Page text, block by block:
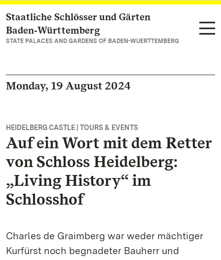
Navigate to main page
Staatliche Schlösser und Gärten
Baden‑Württemberg
STATE PALACES AND GARDENS OF BADEN-WUERTTEMBERG
Monday, 19 August 2024
HEIDELBERG CASTLE | TOURS & EVENTS
Auf ein Wort mit dem Retter
von Schloss Heidelberg:
„Living History“ im
Schlosshof
Charles de Graimberg war weder mächtiger
Kurfürst noch begnadeter Bauherr und